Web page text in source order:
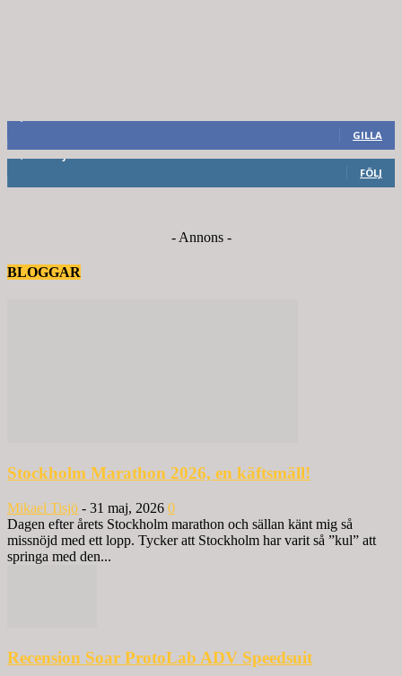
GILLA
FÖLJ
- Annons -
BLOGGAR
Stockholm Marathon 2026, en käftsmäll!
Mikael Tisjö - 31 maj, 2026 0
Dagen efter årets Stockholm marathon och sällan känt mig så
missnöjd med ett lopp. Tycker att Stockholm har varit så ”kul” att
springa med den...
Recension Soar ProtoLab ADV Speedsuit